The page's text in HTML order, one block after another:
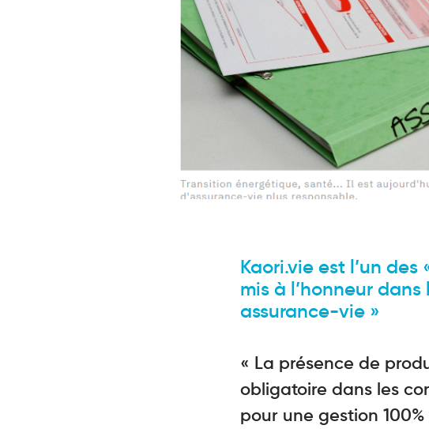
Kaori.vie est l’un
mis à l’honneur dans
assurance-vie »
« La présence de
obligatoire dans les
pour une gestion